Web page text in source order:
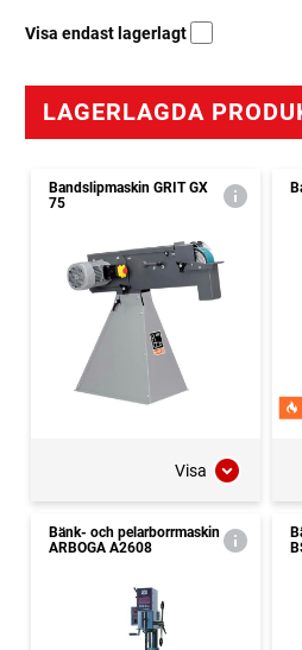
Visa endast lagerlagt
LAGERLAGDA
Bandslipmaskin GRIT GX
75
Visa
Bänk- och pelarborrmaskin
ARBOGA A2608